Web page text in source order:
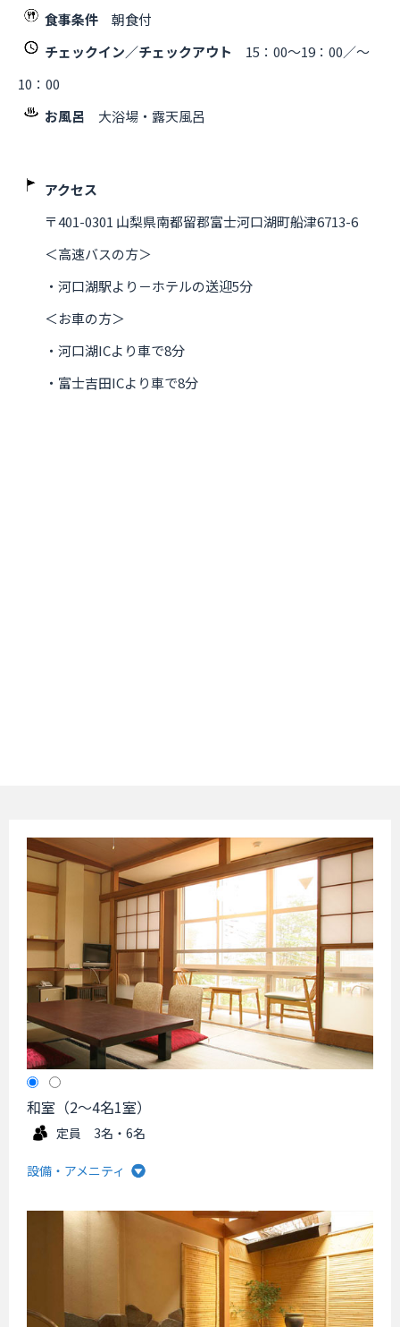
食事条件 朝食付
チェックイン／チェックアウト 15：00～19：00／～
10：00
お風呂 大浴場・露天風呂
アクセス
〒401-0301 山梨県南都留郡富士河口湖町船津6713-6
＜高速バスの方＞
・河口湖駅より－ホテルの送迎5分
＜お車の方＞
・河口湖ICより車で8分
・富士吉田ICより車で8分
和室（2～4名1室）
定員 3名・6名
設備・アメニティ